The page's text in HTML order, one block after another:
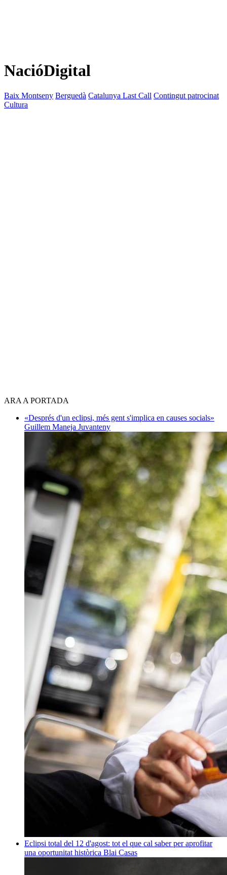
NacióDigital
Baix Montseny Berguedà Catalunya Last Call Contingut patrocinat
Cultura
ARA A PORTADA
«Després d'un eclipsi, més gent s'implica en causes socials»
Guillem Maneja Juvanteny
Eclipsi total del 12 d'agost: tot el que cal saber per aprofitar
una oportunitat històrica Blai Casas